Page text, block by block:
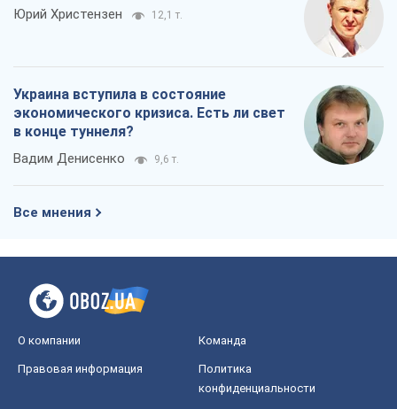
Юрий Христензен 12,1 т.
Украина вступила в состояние
экономического кризиса. Есть ли свет
в конце туннеля?
Вадим Денисенко 9,6 т.
Все мнения
О компании Команда
Правовая информация
Политика
конфиденциальности